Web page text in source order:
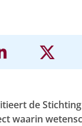
de
waarin